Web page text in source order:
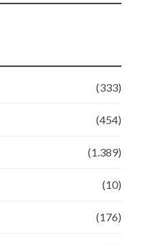
(333)
(454)
(1.389)
(10)
(176)